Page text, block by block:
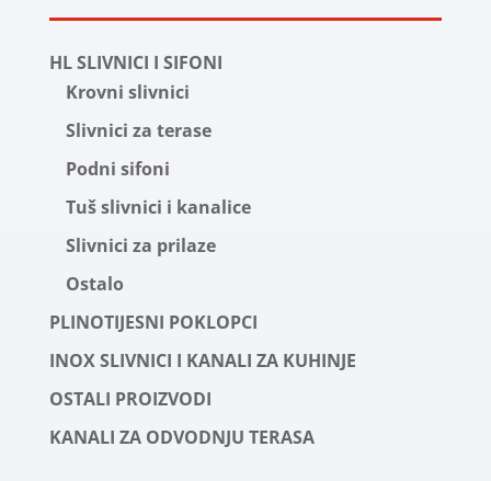
HL SLIVNICI I SIFONI
Krovni slivnici
Slivnici za terase
Podni sifoni
Tuš slivnici i kanalice
Slivnici za prilaze
Ostalo
PLINOTIJESNI POKLOPCI
INOX SLIVNICI I KANALI ZA KUHINJE
OSTALI PROIZVODI
KANALI ZA ODVODNJU TERASA